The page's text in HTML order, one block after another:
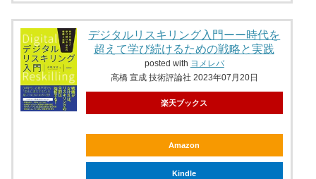
デジタルリスキリング入門ーー時代を
超えて学び続けるための戦略と実践
posted with ヨメレバ
高橋 宣成 技術評論社 2023年07月20日
楽天ブックス
Amazon
Kindle